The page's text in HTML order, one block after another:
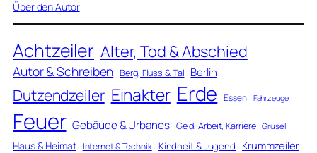
Über den Autor
Achtzeiler Alter, Tod & Abschied
Autor & Schreiben Berg, Fluss & Tal Berlin
Dutzendzeiler Einakter Erde Essen Fahrzeuge
Feuer Gebäude & Urbanes Geld, Arbeit, Karriere Grusel
Haus & Heimat Internet & Technik Kindheit & Jugend Krummzeiler